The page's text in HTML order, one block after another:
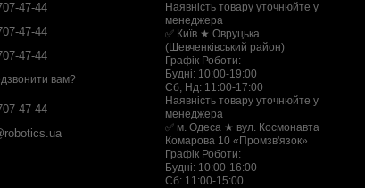
47-44
47-44
47-44
вам?
47-44
Наявність товару уточнюйте у
менеджера
✅ Київ ★ Овруцька
(Шевченківський район)
Графік Роботи:
Будні: 10:00-19:00
Сб, Нд: 11:00-17:00
Наявність товару уточнюйте у
менеджера
✅ м. Одеса ★ вул. Космонавта
Комарова 10 «Промзв'язок»
Графік Роботи:
Будні: 10:00-16:00
Сб: 11:00-15:00